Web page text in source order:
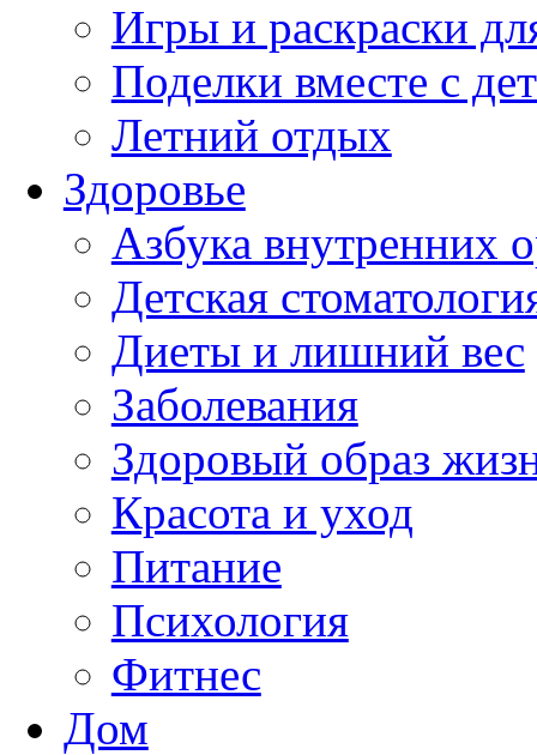
Игры и раскраски
Поделки вместе с
Летний отдых
Здоровье
Азбука внутренних
Детская
Диеты и лишний вес
Заболевания
Здоровый образ
Красота и уход
Питание
Психология
Фитнес
Дом